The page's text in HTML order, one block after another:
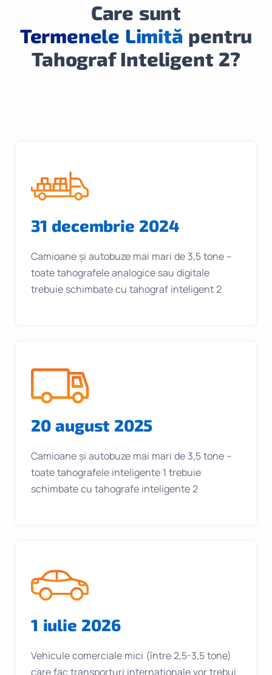
Care sunt
Termenele Limită pentru
Tahograf Inteligent 2?
31 decembrie 2024
Camioane și autobuze mai mari de 3,5 tone –
toate tahografele analogice sau digitale
trebuie schimbate cu tahograf inteligent 2
20 august 2025
Camioane și autobuze mai mari de 3,5 tone –
toate tahografele inteligente 1 trebuie
schimbate cu tahografe inteligente 2
1 iulie 2026
Vehicule comerciale mici (între 2,5-3,5 tone)
care fac transporturi internaționale vor trebui